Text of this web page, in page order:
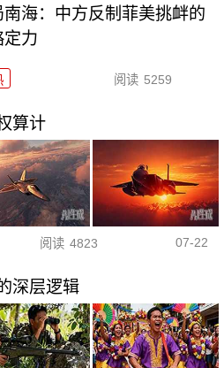
南海：中方反制菲美挑衅的
定力
阅读 5259
算计
阅读 4823 07-22
深层逻辑